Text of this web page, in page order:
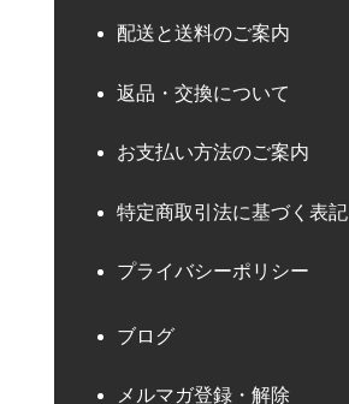
配送と送料のご案内
返品・交換について
お支払い方法のご案内
特定商取引法に基づく表記
プライバシーポリシー
ブログ
メルマガ登録・解除